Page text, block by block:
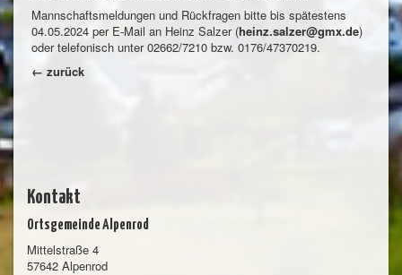
Mannschaftsmeldungen und Rückfragen bitte bis spätestens
04.05.2024 per E-Mail an Heinz Salzer (heinz.salzer@gmx.de)
oder telefonisch unter 02662/7210 bzw. 0176/47370219.
← zurück
Kontakt
Ortsgemeinde Alpenrod
Mittelstraße 4
57642 Alpenrod